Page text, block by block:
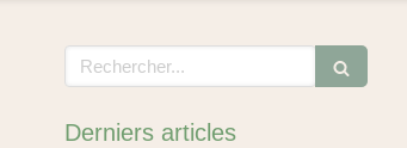
Rechercher
Derniers articles